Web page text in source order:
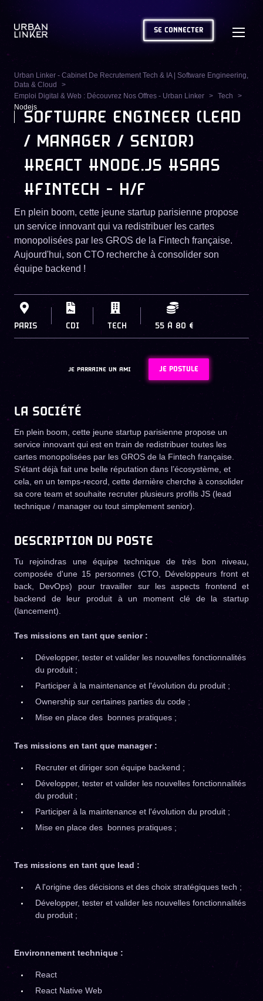
SE CONNECTER
Urban Linker - Cabinet De Recrutement Tech & IA | Software Engineering,
Data & Cloud
Emploi Digital & Web : Découvrez Nos Offres - Urban Linker
Tech
Nodejs
SOFTWARE ENGINEER (LEAD
/ MANAGER / SENIOR)
#REACT #NODE.JS #SAAS
#FINTECH - H/F
En plein boom, cette jeune startup parisienne propose
un service innovant qui va redistribuer les cartes
monopolisées par les GROS de la Fintech française.
Aujourd'hui, son CTO recherche à consolider son
équipe backend !
PARIS CDI TECH 55 À 80 €
JE PARRAINE UN AMI JE POSTULE
LA SOCIÉTÉ
En plein boom, cette jeune startup parisienne propose un
service innovant qui est en train de redistribuer toutes les
cartes monopolisées par les GROS de la Fintech française.
S'étant déjà fait une belle réputation dans l’écosystème, et
cela, en un temps-record, cette dernière cherche à consolider
sa core team et souhaite recruter plusieurs profils JS (lead
technique / manager ou tout simplement senior).
DESCRIPTION DU POSTE
Tu rejoindras une équipe technique de très bon niveau,
composée d'une 15 personnes (CTO, Développeurs front et
back, DevOps) pour travailler sur les aspects frontend et
backend de leur produit à un moment clé de la startup
(lancement).
Tes missions en tant que senior :
Développer, tester et valider les nouvelles fonctionnalités
du produit ;
Participer à la maintenance et l'évolution du produit ;
Ownership sur certaines parties du code ;
Mise en place des bonnes pratiques ;
Tes missions en tant que manager :
Recruter et diriger son équipe backend ;
Développer, tester et valider les nouvelles fonctionnalités
du produit ;
Participer à la maintenance et l'évolution du produit ;
Mise en place des bonnes pratiques ;
Tes missions en tant que lead :
A l'origine des décisions et des choix stratégiques tech ;
Développer, tester et valider les nouvelles fonctionnalités
du produit ;
Environnement technique :
React
React Native Web